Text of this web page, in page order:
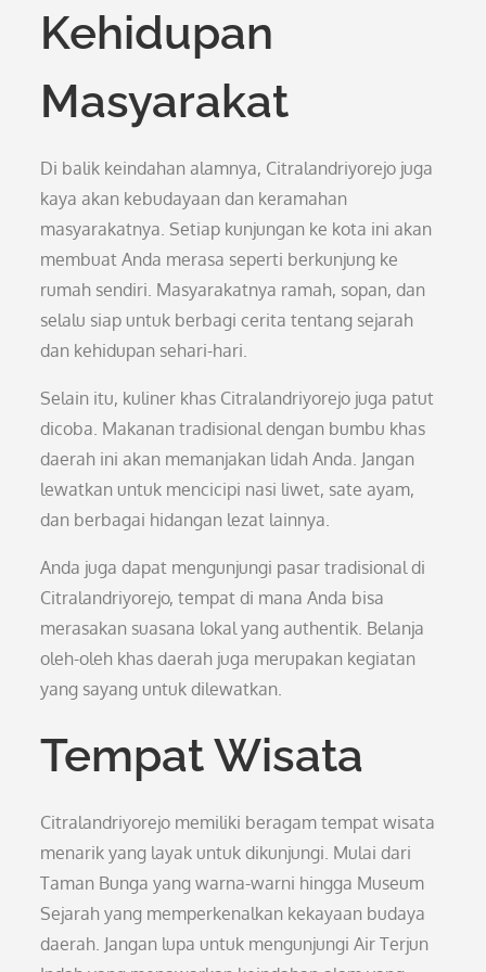
Kehidupan
Masyarakat
Di balik keindahan alamnya, Citralandriyorejo juga
kaya akan kebudayaan dan keramahan
masyarakatnya. Setiap kunjungan ke kota ini akan
membuat Anda merasa seperti berkunjung ke
rumah sendiri. Masyarakatnya ramah, sopan, dan
selalu siap untuk berbagi cerita tentang sejarah
dan kehidupan sehari-hari.
Selain itu, kuliner khas Citralandriyorejo juga patut
dicoba. Makanan tradisional dengan bumbu khas
daerah ini akan memanjakan lidah Anda. Jangan
lewatkan untuk mencicipi nasi liwet, sate ayam,
dan berbagai hidangan lezat lainnya.
Anda juga dapat mengunjungi pasar tradisional di
Citralandriyorejo, tempat di mana Anda bisa
merasakan suasana lokal yang authentik. Belanja
oleh-oleh khas daerah juga merupakan kegiatan
yang sayang untuk dilewatkan.
Tempat Wisata
Citralandriyorejo memiliki beragam tempat wisata
menarik yang layak untuk dikunjungi. Mulai dari
Taman Bunga yang warna-warni hingga Museum
Sejarah yang memperkenalkan kekayaan budaya
daerah. Jangan lupa untuk mengunjungi Air Terjun